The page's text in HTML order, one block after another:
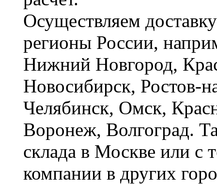
Осуществляем
регионы России,
Нижний Новгород,
Новосибирск, Ростов-
Челябинск, Омск,
Воронеж, Волгоград.
склада в Москве или с
компании в других